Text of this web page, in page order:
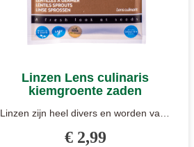
Linzen Lens culinaris
kiemgroente zaden
Linzen zijn heel divers en worden vaak
€ 2,99